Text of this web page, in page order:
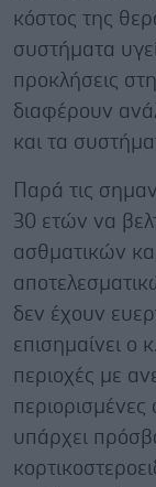
κόστος της
συστήματα
προκλήσεις
διαφέρουν
και τα
Παρά τις
30 ετών να
ασθματικών
δεν έχουν
επισημαίνει ο
περιοχές με
υπάρχει